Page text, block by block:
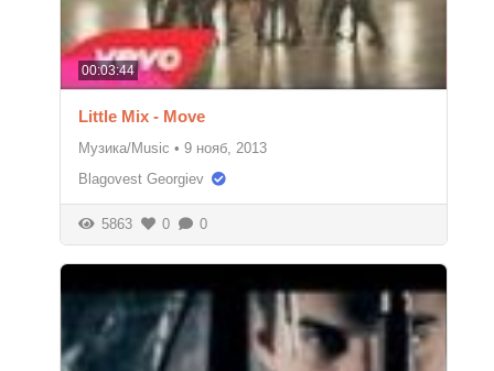
00:03:44
Little Mix - Move
Музика/Music • 9 нояб, 2013
Blagovest Georgiev
5863 0 0